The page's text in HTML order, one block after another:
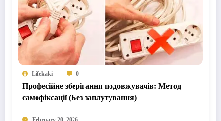
Lifekaki 0
Професійне зберігання подовжувачів: Метод
самофіксації (Без заплутування)
February 20, 2026